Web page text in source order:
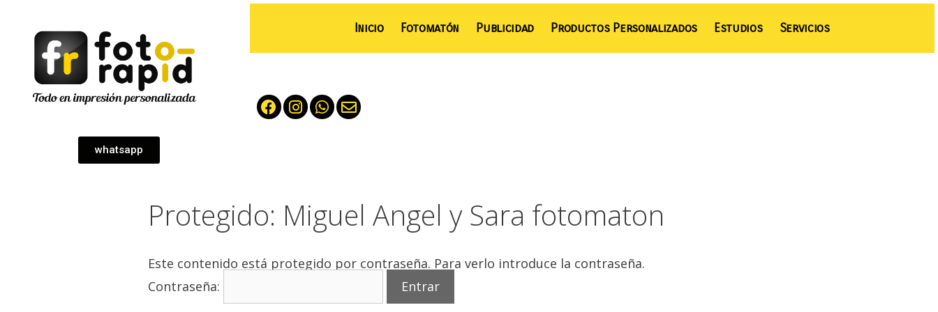
Inicio Fotomatón Publicidad Productos Personalizados Estudios Servicios
whatsapp
Protegido: Miguel Angel y Sara fotomaton
Este contenido está protegido por contraseña. Para verlo introduce la contraseña.
Contraseña: